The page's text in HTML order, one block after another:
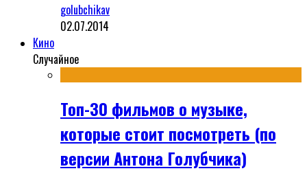
golubchikav
02.07.2014
Кино
Случайное
Топ-30 фильмов о музыке,
которые стоит посмотреть (по
версии Антона Голубчика)